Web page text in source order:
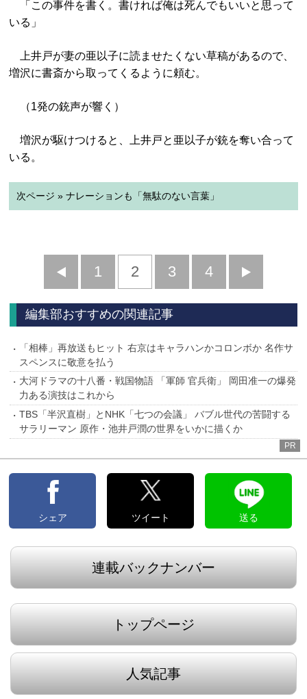
「この事件を書く。書ければ俺は死んでもいいと思って
いる」
上井戸が妻の亜以子に読ませたくない草稿があるので、
増沢に書斎から取ってくるように頼む。
（1発の銃声が響く）
増沢が駆けつけると、上井戸と亜以子が銃を奪い合って
いる。
次ページ » ナレーションも「無駄のない言葉」
前
へ
1 2 3 4
へ
編集部おすすめの関連記事
「相棒」再放送もヒット 右京はキャラハンかコロンボか 名作サ
スペンスに敬意を払う
大河ドラマの十八番・戦国物語 「軍師 官兵衛」 岡田准一の爆発
力ある演技はこれから
TBS「半沢直樹」とNHK「七つの会議」 バブル世代の苦闘する
サラリーマン 原作・池井戸潤の世界をいかに描くか
PR
シェア ツイート 送る
連載バックナンバー
トップページ
人気記事